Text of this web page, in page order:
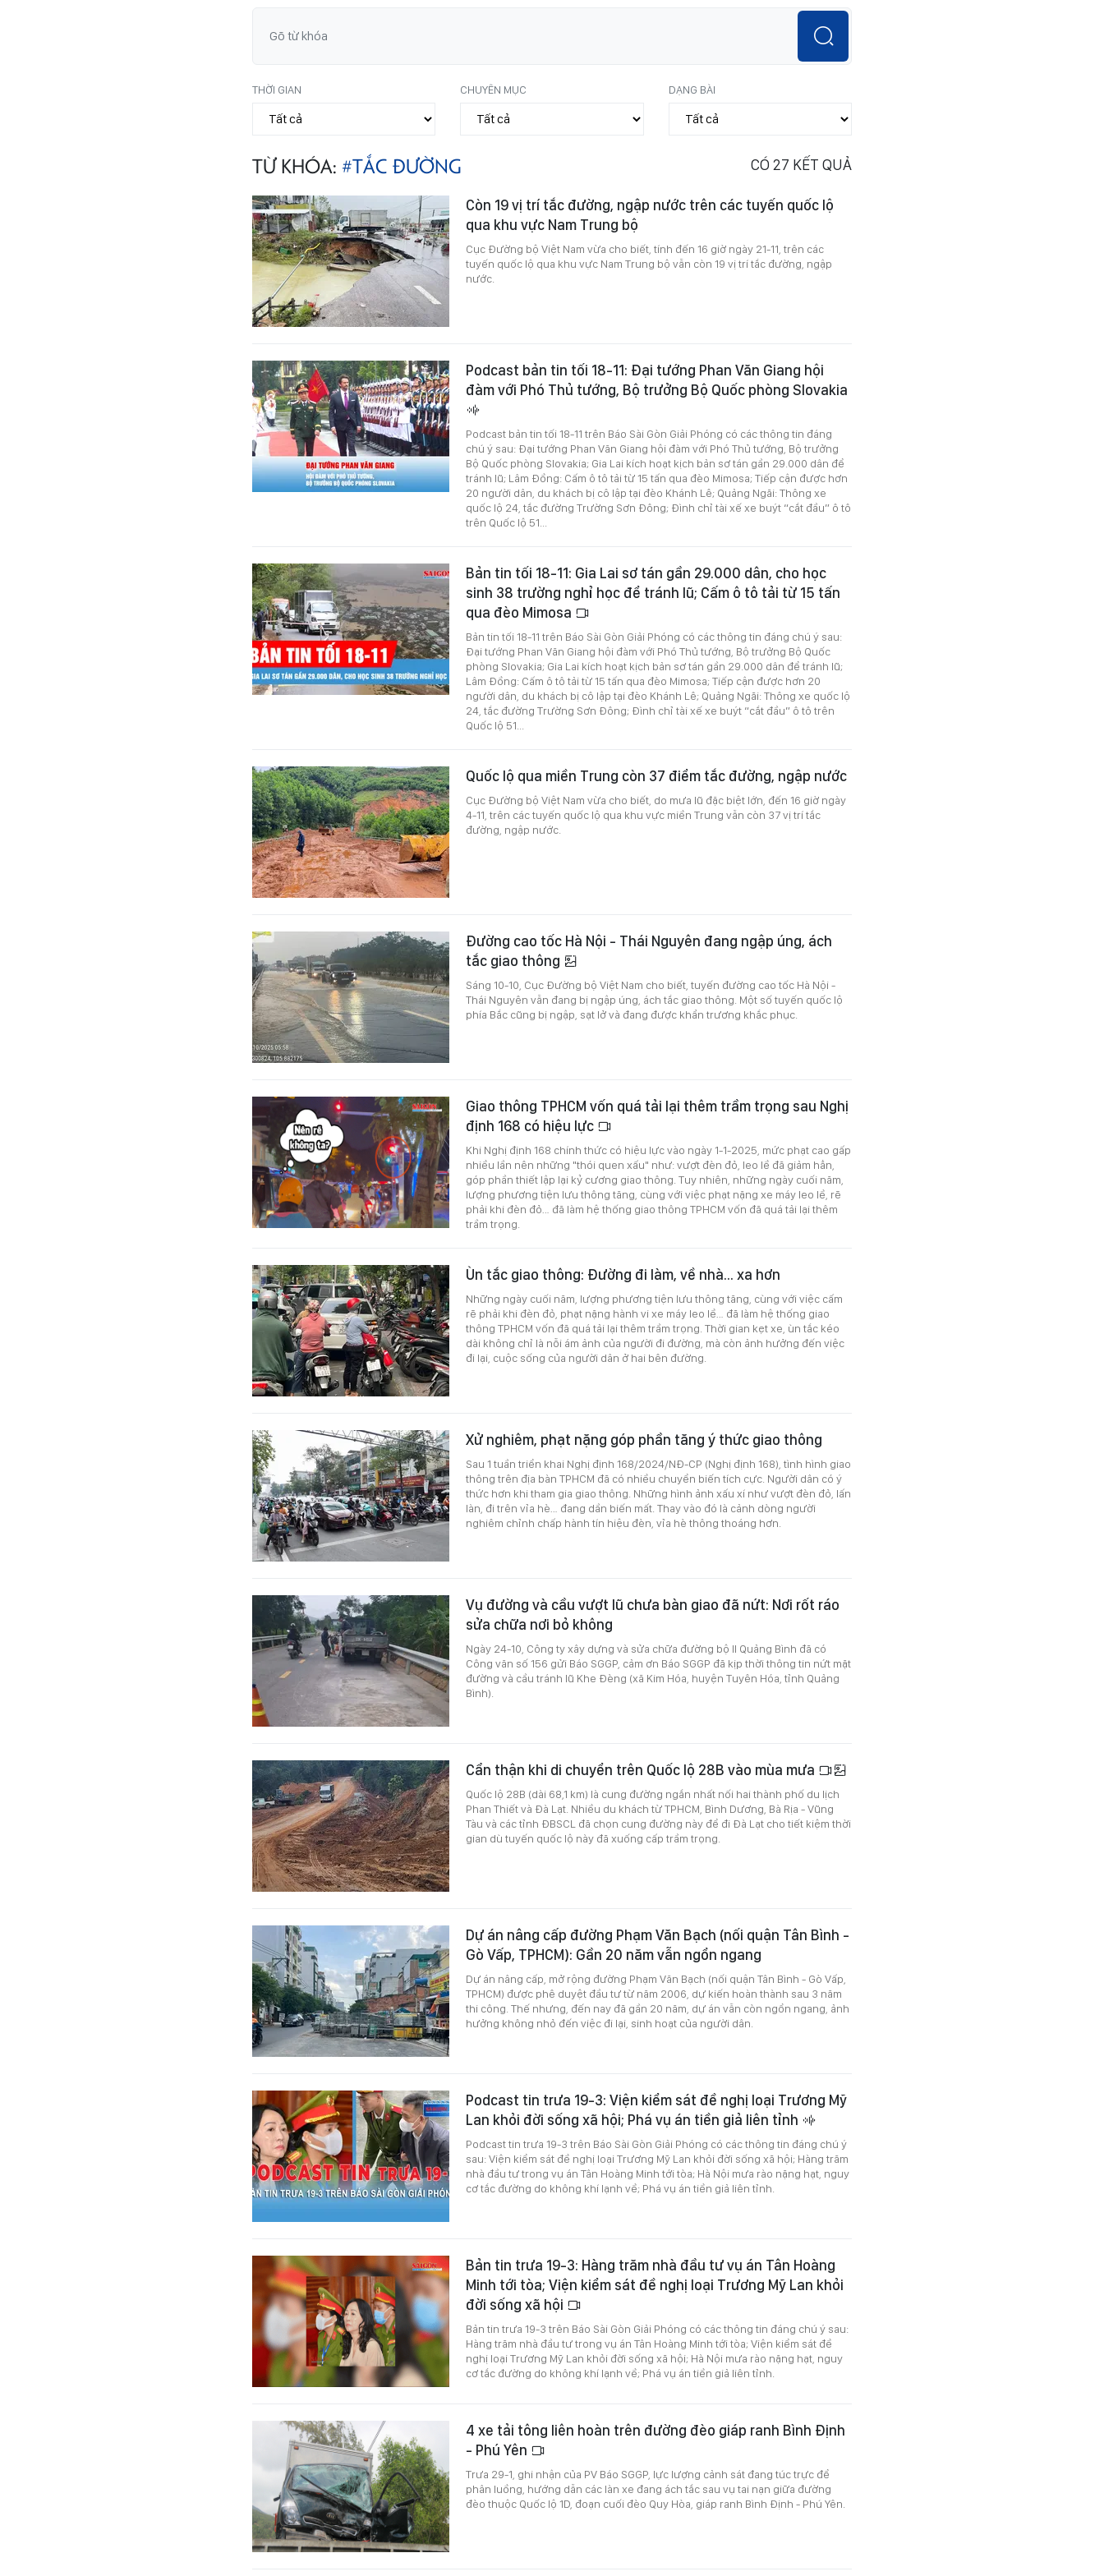
THỜI GIAN CHUYÊN MỤC DẠNG BÀI
TỪ KHÓA: #TẮC ĐƯỜNG CÓ 27 KẾT QUẢ
Còn 19 vị trí tắc đường, ngập nước trên các tuyến quốc lộ
qua khu vực Nam Trung bộ
Cục Đường bộ Việt Nam vừa cho biết, tính đến 16 giờ ngày 21-11, trên các
tuyến quốc lộ qua khu vực Nam Trung bộ vẫn còn 19 vị trí tắc đường, ngập
nước.
Podcast bản tin tối 18-11: Đại tướng Phan Văn Giang hội
đàm với Phó Thủ tướng, Bộ trưởng Bộ Quốc phòng Slovakia
Podcast bản tin tối 18-11 trên Báo Sài Gòn Giải Phóng có các thông tin đáng
chú ý sau: Đại tướng Phan Văn Giang hội đàm với Phó Thủ tướng, Bộ trưởng
Bộ Quốc phòng Slovakia; Gia Lai kích hoạt kịch bản sơ tán gần 29.000 dân để
tránh lũ; Lâm Đồng: Cấm ô tô tải từ 15 tấn qua đèo Mimosa; Tiếp cận được hơn
20 người dân, du khách bị cô lập tại đèo Khánh Lê; Quảng Ngãi: Thông xe
quốc lộ 24, tắc đường Trường Sơn Đông; Đình chỉ tài xế xe buýt “cắt đầu” ô tô
trên Quốc lộ 51...
Bản tin tối 18-11: Gia Lai sơ tán gần 29.000 dân, cho học
sinh 38 trường nghỉ học để tránh lũ; Cấm ô tô tải từ 15 tấn
qua đèo Mimosa
Bản tin tối 18-11 trên Báo Sài Gòn Giải Phóng có các thông tin đáng chú ý sau:
Đại tướng Phan Văn Giang hội đàm với Phó Thủ tướng, Bộ trưởng Bộ Quốc
phòng Slovakia; Gia Lai kích hoạt kịch bản sơ tán gần 29.000 dân để tránh lũ;
Lâm Đồng: Cấm ô tô tải từ 15 tấn qua đèo Mimosa; Tiếp cận được hơn 20
người dân, du khách bị cô lập tại đèo Khánh Lê; Quảng Ngãi: Thông xe quốc lộ
24, tắc đường Trường Sơn Đông; Đình chỉ tài xế xe buýt “cắt đầu” ô tô trên
Quốc lộ 51...
Quốc lộ qua miền Trung còn 37 điểm tắc đường, ngập nước
Cục Đường bộ Việt Nam vừa cho biết, do mưa lũ đặc biệt lớn, đến 16 giờ ngày
4-11, trên các tuyến quốc lộ qua khu vực miền Trung vẫn còn 37 vị trí tắc
đường, ngập nước.
Đường cao tốc Hà Nội - Thái Nguyên đang ngập úng, ách
tắc giao thông
Sáng 10-10, Cục Đường bộ Việt Nam cho biết, tuyến đường cao tốc Hà Nội -
Thái Nguyên vẫn đang bị ngập úng, ách tắc giao thông. Một số tuyến quốc lộ
phía Bắc cũng bị ngập, sạt lở và đang được khẩn trương khắc phục.
Giao thông TPHCM vốn quá tải lại thêm trầm trọng sau Nghị
định 168 có hiệu lực
Khi Nghị định 168 chính thức có hiệu lực vào ngày 1-1-2025, mức phạt cao gấp
nhiều lần nên những "thói quen xấu" như: vượt đèn đỏ, leo lề đã giảm hẳn,
góp phần thiết lập lại kỷ cương giao thông. Tuy nhiên, những ngày cuối năm,
lượng phương tiện lưu thông tăng, cùng với việc phạt nặng xe máy leo lề, rẽ
phải khi đèn đỏ… đã làm hệ thống giao thông TPHCM vốn đã quá tải lại thêm
trầm trọng.
Ùn tắc giao thông: Đường đi làm, về nhà... xa hơn
Những ngày cuối năm, lượng phương tiện lưu thông tăng, cùng với việc cấm
rẽ phải khi đèn đỏ, phạt nặng hành vi xe máy leo lề… đã làm hệ thống giao
thông TPHCM vốn đã quá tải lại thêm trầm trọng. Thời gian kẹt xe, ùn tắc kéo
dài không chỉ là nỗi ám ảnh của người đi đường, mà còn ảnh hưởng đến việc
đi lại, cuộc sống của người dân ở hai bên đường.
Xử nghiêm, phạt nặng góp phần tăng ý thức giao thông
Sau 1 tuần triển khai Nghị định 168/2024/NĐ-CP (Nghị định 168), tình hình giao
thông trên địa bàn TPHCM đã có nhiều chuyển biến tích cực. Người dân có ý
thức hơn khi tham gia giao thông. Những hình ảnh xấu xí như vượt đèn đỏ, lấn
làn, đi trên vỉa hè… đang dần biến mất. Thay vào đó là cảnh dòng người
nghiêm chỉnh chấp hành tín hiệu đèn, vỉa hè thông thoáng hơn.
Vụ đường và cầu vượt lũ chưa bàn giao đã nứt: Nơi rốt ráo
sửa chữa nơi bỏ không
Ngày 24-10, Công ty xây dựng và sửa chữa đường bộ II Quảng Bình đã có
Công văn số 156 gửi Báo SGGP, cảm ơn Báo SGGP đã kịp thời thông tin nứt mặt
đường và cầu tránh lũ Khe Đèng (xã Kim Hóa, huyện Tuyên Hóa, tỉnh Quảng
Bình).
Cẩn thận khi di chuyển trên Quốc lộ 28B vào mùa mưa
Quốc lộ 28B (dài 68,1 km) là cung đường ngắn nhất nối hai thành phố du lịch
Phan Thiết và Đà Lạt. Nhiều du khách từ TPHCM, Bình Dương, Bà Rịa - Vũng
Tàu và các tỉnh ĐBSCL đã chọn cung đường này để đi Đà Lạt cho tiết kiệm thời
gian dù tuyến quốc lộ này đã xuống cấp trầm trọng.
Dự án nâng cấp đường Phạm Văn Bạch (nối quận Tân Bình -
Gò Vấp, TPHCM): Gần 20 năm vẫn ngổn ngang
Dự án nâng cấp, mở rộng đường Phạm Văn Bạch (nối quận Tân Bình - Gò Vấp,
TPHCM) được phê duyệt đầu tư từ năm 2006, dự kiến hoàn thành sau 3 năm
thi công. Thế nhưng, đến nay đã gần 20 năm, dự án vẫn còn ngổn ngang, ảnh
hưởng không nhỏ đến việc đi lại, sinh hoạt của người dân.
Podcast tin trưa 19-3: Viện kiểm sát đề nghị loại Trương Mỹ
Lan khỏi đời sống xã hội; Phá vụ án tiền giả liên tỉnh
Podcast tin trưa 19-3 trên Báo Sài Gòn Giải Phóng có các thông tin đáng chú ý
sau: Viện kiểm sát đề nghị loại Trương Mỹ Lan khỏi đời sống xã hội; Hàng trăm
nhà đầu tư trong vụ án Tân Hoàng Minh tới tòa; Hà Nội mưa rào nặng hạt, nguy
cơ tắc đường do không khí lạnh về; Phá vụ án tiền giả liên tỉnh.
Bản tin trưa 19-3: Hàng trăm nhà đầu tư vụ án Tân Hoàng
Minh tới tòa; Viện kiểm sát đề nghị loại Trương Mỹ Lan khỏi
đời sống xã hội
Bản tin trưa 19-3 trên Báo Sài Gòn Giải Phóng có các thông tin đáng chú ý sau:
Hàng trăm nhà đầu tư trong vụ án Tân Hoàng Minh tới tòa; Viện kiểm sát đề
nghị loại Trương Mỹ Lan khỏi đời sống xã hội; Hà Nội mưa rào nặng hạt, nguy
cơ tắc đường do không khí lạnh về; Phá vụ án tiền giả liên tỉnh.
4 xe tải tông liên hoàn trên đường đèo giáp ranh Bình Định
- Phú Yên
Trưa 29-1, ghi nhận của PV Báo SGGP, lực lượng cảnh sát đang túc trực để
phân luồng, hướng dẫn các làn xe đang ách tắc sau vụ tai nạn giữa đường
đèo thuộc Quốc lộ 1D, đoạn cuối đèo Quy Hòa, giáp ranh Bình Định - Phú Yên.